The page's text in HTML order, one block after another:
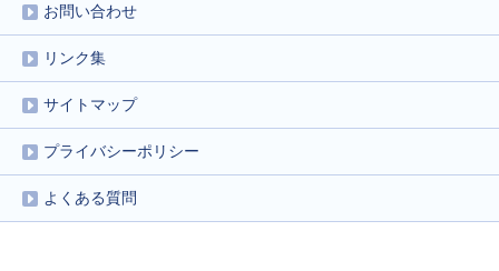
お問い合わせ
リンク集
サイトマップ
プライバシーポリシー
よくある質問